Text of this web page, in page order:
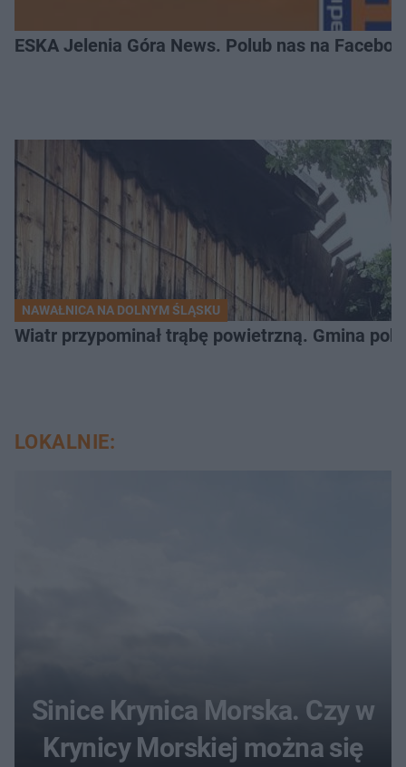
ESKA Jelenia Góra News. Polub nas na
NAWAŁNICA NA DOLNYM ŚLĄSKU
Wiatr przypominał trąbę powietrzną. Gmina
LOKALNIE:
Sinice Krynica Morska. Czy w
Krynicy Morskiej można się